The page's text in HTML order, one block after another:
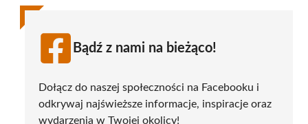
Bądź z nami na bieżąco!
Dołącz do naszej społeczności na Facebooku i
odkrywaj najświeższe informacje, inspiracje oraz
wydarzenia w Twojej okolicy!